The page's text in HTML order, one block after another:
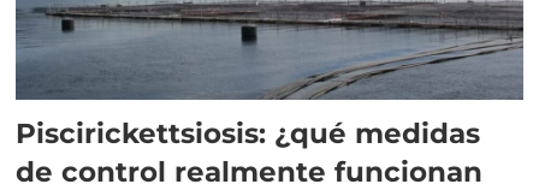
Piscirickettsiosis: ¿qué medidas
de control realmente funcionan